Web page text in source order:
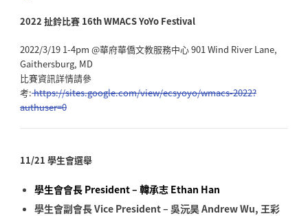
2022 扯鈴比賽 16th WMACS YoYo Festival
2022/3/19 1-4pm @華府華僑文教服務中心 901 Wind River Lane,
Gaithersburg, MD
比賽資訊詳情請參
考:https://sites.google.com/view/ecsyoyo/wmacs-2022?
authuser=0
11/21 學生會選舉
學生會會長 President – 韓承志 Ethan Han
學生會副會長 Vice President – 吳沅昊 Andrew Wu, 王彩